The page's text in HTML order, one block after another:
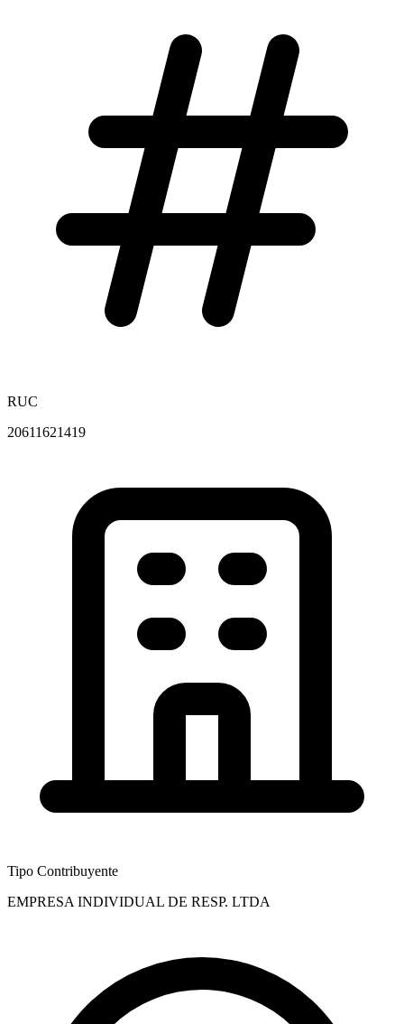
RUC
20611621419
Tipo Contribuyente
EMPRESA INDIVIDUAL DE RESP. LTDA